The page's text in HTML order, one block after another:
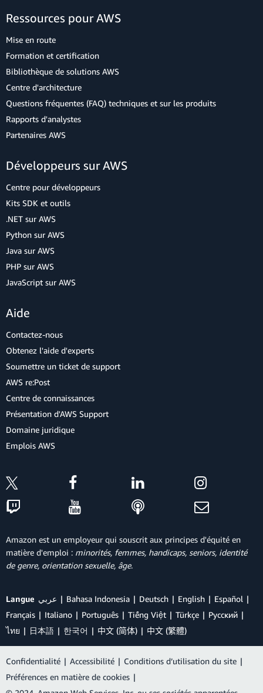
Ressources pour AWS
Mise en route
Formation et certification
Bibliothèque de solutions AWS
Centre d'architecture
Questions fréquentes (FAQ) techniques et sur les produits
Rapports d'analystes
Partenaires AWS
Développeurs sur AWS
Centre pour développeurs
Kits SDK et outils
.NET sur AWS
Python sur AWS
Java sur AWS
PHP sur AWS
JavaScript sur AWS
Aide
Contactez-nous
Obtenez l'aide d'experts
Soumettre un ticket de support
AWS re:Post
Centre de connaissances
Présentation d'AWS Support
Domaine juridique
Emplois AWS
Amazon est un employeur qui souscrit aux principes d'équité en
matière d'emploi : minorités, femmes, handicaps, seniors, identité
de genre, orientation sexuelle, âge.
Langue عربي Bahasa Indonesia Deutsch English
Español
Français
Italiano Português Tiếng Việt Türkçe
Ρусский
ไทย
日本語 한국어 中文 (简体) 中文 (繁體)
Confidentialité | Accessibilité | Conditions d’utilisation du site |
Préférences en matière de cookies |